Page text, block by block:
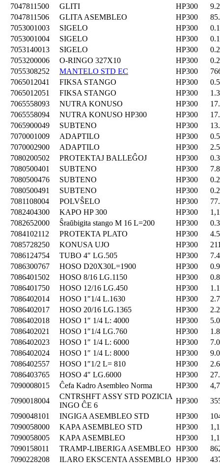
7047811500
GLITI HP300
7047811506
GLITA ASEMBLEO HP300
7053001003
SIGELO HP300
7053001004
SIGELO HP300
7053140013
SIGELO HP300
7053200006
O-RINGO 327X10 HP300
7055308252
MANTELO STD EC HP300
7065012041
FIKSA STANGO HP300
7065012051
FIKSA STANGO HP300
7065558093
NUTRA KONUSO HP300
7065558094
NUTRA KONUSO HP300 HP300
7065900049
SUBTENO HP300
7070001009
ADAPTILO HP300
7070002900
ADAPTILO HP300
7080200502
PROTEKTAJ BALLEĜOJ HP300
7080500401
SUBTENO HP300
7080500476
SUBTENO HP300
7080500491
SUBTENO HP300
7081108004
POLVŜELO HP300
7082404300
KAPO HP 300 HP300
7082652000
Ŝraŭbigita stango M 16 L=200 HP300
7084102112
PROTEKTA PLATO HP300
7085728250
KONUSA UJO HP300
7086124754
TUBO 4″ LG.505 HP300
7086300767
HOSO D20X30L=1900 HP300
7086401502
HOSO 8/16 LG.1150 HP300
7086401750
HOSO 12/16 LG.450 HP300
7086402014
HOSO 1″1/4 L.1630 HP300
7086402017
HOSO 20/16 LG.1365 HP300
7086402018
HOSO 1″ 1/4 L: 4000 HP300
7086402021
HOSO 1″1/4 LG.760 HP300
7086402023
HOSO 1″ 1/4 L: 6000 HP300
7086402024
HOSO 1″ 1/4 L: 8000 HP300
7086402557
HOSO 1″1/2 L= 810 HP300
7086403765
HOSO 4″ LG.6000 HP300
7090008015
Ĉefa Kadro Asembleo Norma HP300
7090018004
CNTRSHFT ASSY STD POZICIA
INGO ĈE 6
HP300
7090048101
INGIGA ASEMBLEO STD HP300
7090058000
KAPA ASEMBLEO STD HP300
7090058005
KAPA ASEMBLEO HP300
7090158011
TRAMP-LIBERIGA ASEMBLEO HP300
7090228208
ILARO EKSCENTA ASSEMBLO HP300